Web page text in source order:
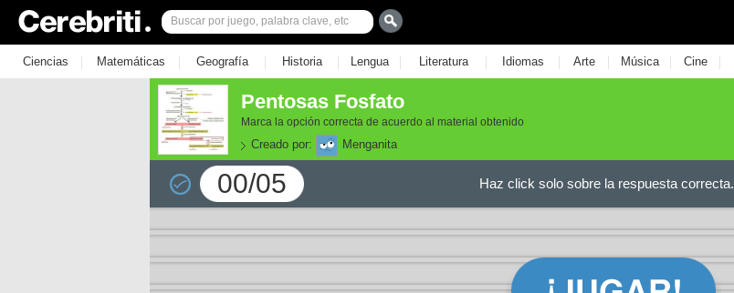
Ciencias | Matemáticas | Geografía | Historia | Lengua | Literatura | Idiomas | Arte | Música | Cine |
Pentosas Fosfato
Marca la opción correcta de acuerdo al material obtenido
Creado por: Menganita
00/05 Haz click solo sobre la respuesta correcta.